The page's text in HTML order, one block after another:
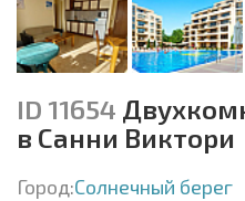
ID 11654
в Санни Виктори
Город:Солнечный берег